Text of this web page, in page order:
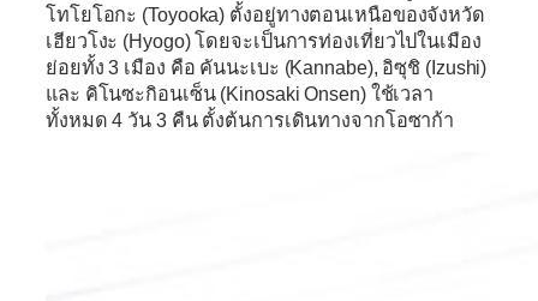
โทโยโอกะ (Toyooka) ตั้งอยู่ทางตอนเหนือของจังหวัด
เฮียวโงะ (Hyogo) โดยจะเป็นการท่องเที่ยวไปในเมือง
ย่อยทั้ง 3 เมือง คือ คันนะเบะ (Kannabe), อิซุชิ (Izushi)
และ คิโนซะกิอนเซ็น (Kinosaki Onsen) ใช้เวลา
ทั้งหมด 4 วัน 3 คืน ตั้งต้นการเดินทางจากโอซาก้า